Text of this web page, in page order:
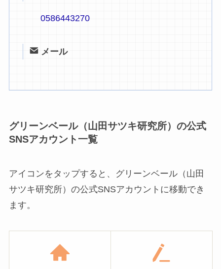
0586443270
メール
グリーンベール（山田サツキ研究所）の公式
SNSアカウント一覧
アイコンをタップすると、グリーンベール（山田
サツキ研究所）の公式SNSアカウントに移動でき
ます。